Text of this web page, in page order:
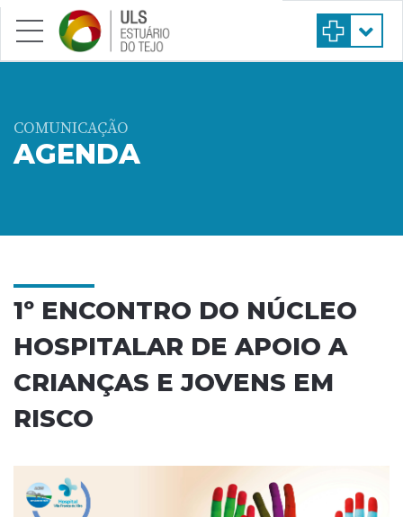
Saltar para conteúdo principal
COMUNICAÇÃO
AGENDA
1º ENCONTRO DO NÚCLEO
HOSPITALAR DE APOIO A
CRIANÇAS E JOVENS EM
RISCO